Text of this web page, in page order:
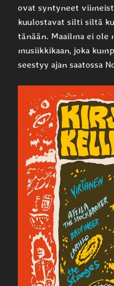
ovat syntyneet
kuulostavat silti siltä
tänään. Maailma ei
musiikkikaan, joka
seestyy ajan saatossa